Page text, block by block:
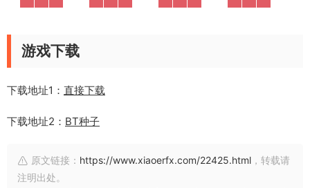
游戏下载
下载地址1： 直接下载
下载地址2： BT种子
原文链接： https://www.xiaoerfx.com/22425.html ，转载请
注明出处。